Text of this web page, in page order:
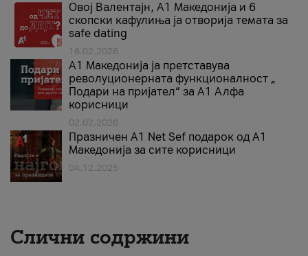
Овој Валентајн, A1 Македонија и 6
скопски кафулиња ја отворија темата за
safe dating
16.02.2026
А1 Македонија ја претставува
револуционерната функционалност „
Подари на пријател“ за А1 Алфа
корисници
02.02.2026
Празничен A1 Net Sеf подарок од А1
Македонија за сите корисници
04.12.2025
Слични содржини